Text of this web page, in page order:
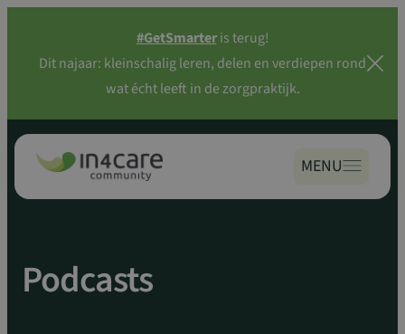
inhoud
#GetSmarteris terug!
Dit najaar: kleinschalig leren, delen en verdiepen rond
wat écht leeft in de zorgpraktijk.
MENU
Zoeken
naar:
Podcasts